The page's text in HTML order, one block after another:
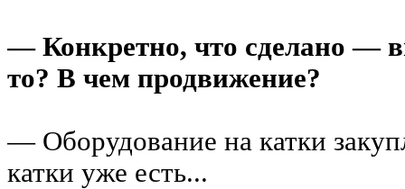
— Конкретно, что сделано —
то? В чем продвижение?
— Оборудование на катки
катки уже есть...